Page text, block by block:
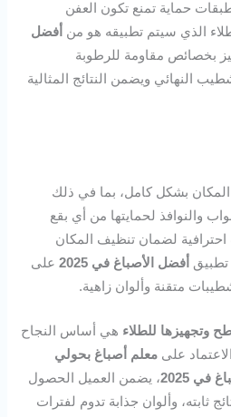
حماية تمنع تكون العفن
الذي سيتم تطبيقه هو من أفضل
بخصائص مقاومة للرطوبة
النهائي ويضمن النتائج المثالية
المكان بشكل كامل، بما في ذلك
والنوافذ لحمايتها من أي بقع
لضمان تنظيف المكان
تطبيق أفضل الأصباغ في 2025
على
متقنة وألوان زاهية.
وتجهيزها للطلاء هي أساس النجاح
علىمعلم أصباغ بحولي
في 2025
، يضمن العميل الحصول
ثابته، وألوان جذابة تدوم لفترات